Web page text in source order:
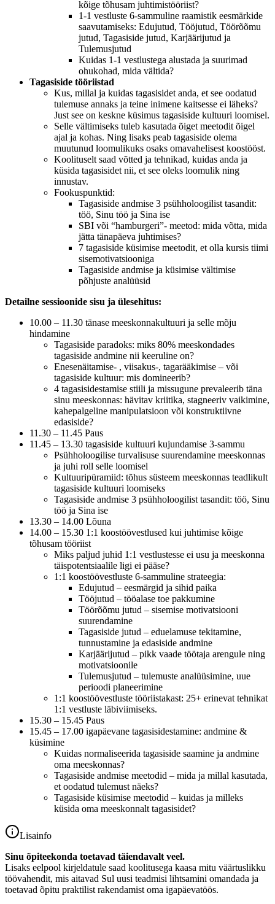
kõige tõhusam juhtimistööriist?
1-1 vestluste 6-sammuline raamistik eesmärkide
saavutamiseks: Edujutud, Tööjutud, Töörõõmu
jutud, Tagasiside jutud, Karjäärijutud ja
Tulemusjutud
Kuidas 1-1 vestlustega alustada ja suurimad
ohukohad, mida vältida?
Tagasiside tööriistad
Kus, millal ja kuidas tagasisidet anda, et see oodatud
tulemuse annaks ja teine inimene kaitsesse ei läheks?
Just see on keskne küsimus tagasiside kultuuri loomisel.
Selle vältimiseks tuleb kasutada õiget meetodit õigel
ajal ja kohas. Ning lisaks peab tagasiside olema
muutunud loomulikuks osaks omavahelisest koostööst.
Koolituselt saad võtted ja tehnikad, kuidas anda ja
küsida tagasisidet nii, et see oleks loomulik ning
innustav.
Fookuspunktid:
Tagasiside andmise 3 psühholoogilist tasandit:
töö, Sinu töö ja Sina ise
SBI või “hamburgeri”- meetod: mida võtta, mida
jätta tänapäeva juhtimises?
7 tagasiside küsimise meetodit, et olla kursis tiimi
sisemotivatsiooniga
Tagasiside andmise ja küsimise vältimise
põhjuste analüüsid
Detailne sessioonide sisu ja ülesehitus:
10.00 – 11.30 tänase meeskonnakultuuri ja selle mõju
hindamine
Tagasiside paradoks: miks 80% meeskondades
tagasiside andmine nii keeruline on?
Enesenäitamise- , viisakus-, tagarääkimise – või
tagasiside kultuur: mis domineerib?
4 tagasisidestamise stiili ja missugune prevaleerib täna
sinu meeskonnas: hävitav kriitika, stagneeriv vaikimine,
kahepalgeline manipulatsioon või konstruktiivne
edasiside?
11.30 – 11.45 Paus
11.45 – 13.30 tagasiside kultuuri kujundamise 3-sammu
Psühholoogilise turvalisuse suurendamine meeskonnas
ja juhi roll selle loomisel
Kultuuripüramiid: tõhus süsteem meeskonnas teadlikult
tagasiside kultuuri loomiseks
Tagasiside andmise 3 psühholoogilist tasandit: töö, Sinu
töö ja Sina ise
13.30 – 14.00 Lõuna
14.00 – 15.30 1:1 koostöövestlused kui juhtimise kõige
tõhusam tööriist
Miks paljud juhid 1:1 vestlustesse ei usu ja meeskonna
täispotentsiaalile ligi ei pääse?
1:1 koostöövestluste 6-sammuline strateegia:
Edujutud – eesmärgid ja sihid paika
Tööjutud – tööalase toe pakkumine
Töörõõmu jutud – sisemise motivatsiooni
suurendamine
Tagasiside jutud – eduelamuse tekitamine,
tunnustamine ja edasiside andmine
Karjäärijutud – pikk vaade töötaja arengule ning
motivatsioonile
Tulemusjutud – tulemuste analüüsimine, uue
perioodi planeerimine
1:1 koostöövestluste tööriistakast: 25+ erinevat tehnikat
1:1 vestluste läbiviimiseks.
15.30 – 15.45 Paus
15.45 – 17.00 igapäevane tagasisidestamine: andmine &
küsimine
Kuidas normaliseerida tagasiside saamine ja andmine
oma meeskonnas?
Tagasiside andmise meetodid – mida ja millal kasutada,
et oodatud tulemust näeks?
Tagasiside küsimise meetodid – kuidas ja milleks
küsida oma meeskonnalt tagasisidet?
Lisainfo
Sinu õpiteekonda toetavad täiendavalt veel.
Lisaks eelpool kirjeldatule saad koolitusega kaasa mitu väärtuslikku
töövahendit, mis aitavad Sul uusi teadmisi lihtsamini omandada ja
toetavad õpitu praktilist rakendamist oma igapäevatöös.